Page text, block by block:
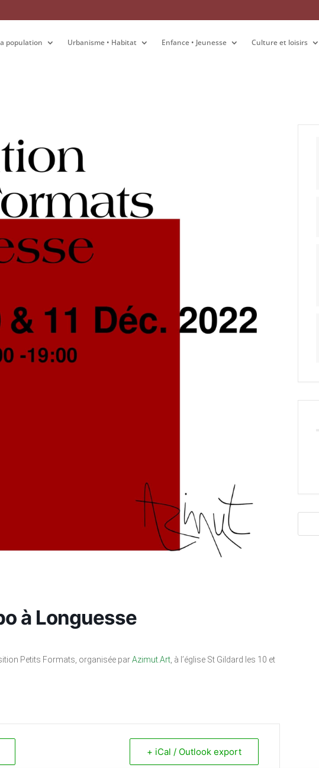
population Urbanisme • Habitat Enfance • Jeunesse Culture et loisirs
population Urbanisme • Habitat Enfance • Jeunesse Culture et loisirs
à Longuesse
Petits Formats, organisée parAzimut.Art, à l’église St Gildard les 10 et
+ iCal / Outlook export